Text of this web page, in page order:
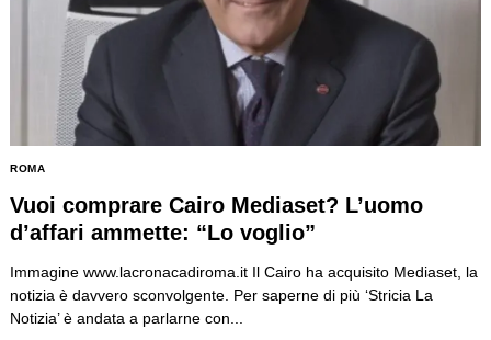
ROMA
Vuoi comprare Cairo Mediaset? L’uomo
d’affari ammette: “Lo voglio”
Immagine www.lacronacadiroma.it Il Cairo ha acquisito Mediaset, la
notizia è davvero sconvolgente. Per saperne di più ‘Stricia La
Notizia’ è andata a parlarne con...